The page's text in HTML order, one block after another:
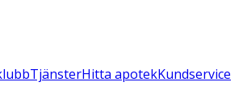
TjänsterHitta apotekKundservice